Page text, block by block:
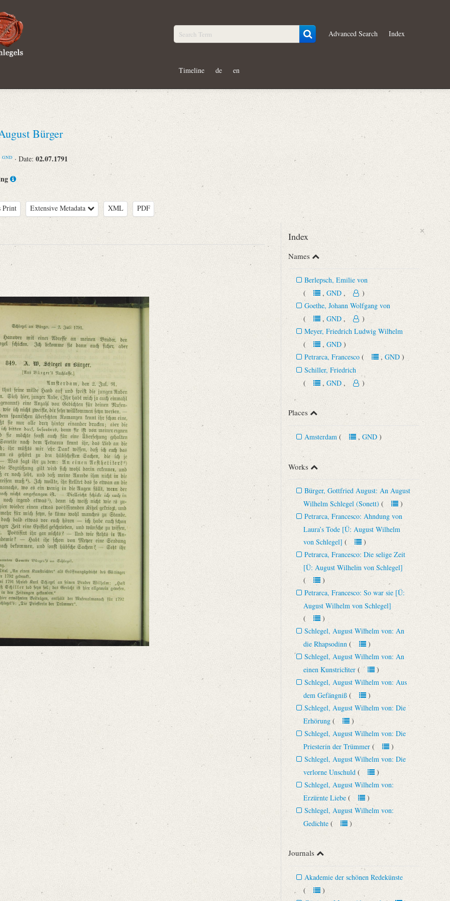
Advanced Search Index
Timeline de en
Bürger
GND · Date: 02.07.1791
Print Extensive Metadata XML PDF
Bürger. Ein Beitrag zur Literaturgeschichte seiner Zeit. Aus dem Nachlasse Bürger’s und anderen, meist handschriftlichen Quellen. Bd. 4.
die ihn anrufen. Sieh hier, [...]“
×
Index
Names
Berlepsch, Emilie von
(, GND, )
Goethe, Johann Wolfgang von
(, GND, )
Meyer, Friedrich Ludwig Wilhelm
(, GND)
Petrarca, Francesco (, GND)
Schiller, Friedrich
(, GND, )
Places
Amsterdam (, GND)
Works
Bürger, Gottfried August: An August
Wilhelm Schlegel (Sonett) ()
Petrarca, Francesco: Ahndung von
Laura’s Tode [Ü: August Wilhelm
von Schlegel] ()
Petrarca, Francesco: Die selige Zeit
[Ü: August Wilhelm von Schlegel]
()
Petrarca, Francesco: So war sie [Ü:
August Wilhelm von Schlegel]
()
Schlegel, August Wilhelm von: An
die Rhapsodinn ()
Schlegel, August Wilhelm von: An
einen Kunstrichter ()
Schlegel, August Wilhelm von: Aus
dem Gefängniß ()
Schlegel, August Wilhelm von: Die
Erhörung ()
Schlegel, August Wilhelm von: Die
Priesterin der Trümmer ()
Schlegel, August Wilhelm von: Die
verlorne Unschuld ()
Schlegel, August Wilhelm von:
Erzürnte Liebe ()
Schlegel, August Wilhelm von:
Gedichte ()
Journals
Akademie der schönen Redekünste
()